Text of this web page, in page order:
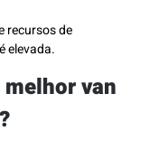
recursos de
elevada.
van